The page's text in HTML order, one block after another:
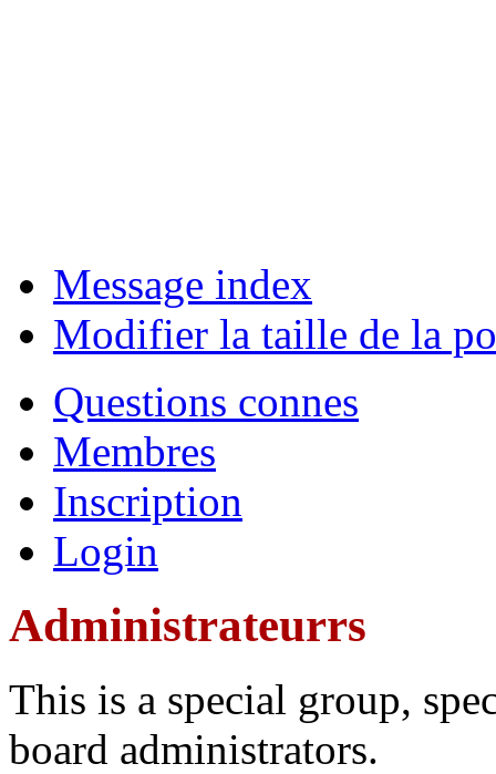
Message index
Modifier la taille de la
Questions connes
Membres
Inscription
Login
Administrateurrs
This is a special group,
board administrators.